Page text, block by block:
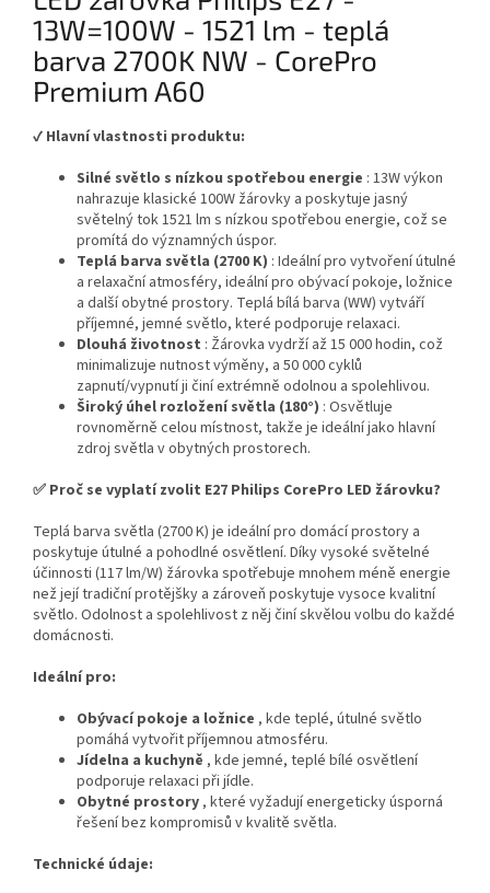
13W=100W - 1521 lm - teplá
barva 2700K NW - CorePro
Premium A60
✔️ Hlavní vlastnosti produktu:
Silné světlo s nízkou spotřebou energie : 13W výkon
nahrazuje klasické 100W žárovky a poskytuje jasný
světelný tok 1521 lm s nízkou spotřebou energie, což se
promítá do významných úspor.
Teplá barva světla (2700 K) : Ideální pro vytvoření útulné
a relaxační atmosféry, ideální pro obývací pokoje, ložnice
a další obytné prostory. Teplá bílá barva (WW) vytváří
příjemné, jemné světlo, které podporuje relaxaci.
Dlouhá životnost : Žárovka vydrží až 15 000 hodin, což
minimalizuje nutnost výměny, a 50 000 cyklů
zapnutí/vypnutí ji činí extrémně odolnou a spolehlivou.
Široký úhel rozložení světla (180°) : Osvětluje
rovnoměrně celou místnost, takže je ideální jako hlavní
zdroj světla v obytných prostorech.
✅ Proč se vyplatí zvolit E27 Philips CorePro LED žárovku?
Teplá barva světla (2700 K) je ideální pro domácí prostory a
poskytuje útulné a pohodlné osvětlení. Díky vysoké světelné
účinnosti (117 lm/W) žárovka spotřebuje mnohem méně energie
než její tradiční protějšky a zároveň poskytuje vysoce kvalitní
světlo. Odolnost a spolehlivost z něj činí skvělou volbu do každé
domácnosti.
Ideální pro:
Obývací pokoje a ložnice , kde teplé, útulné světlo
pomáhá vytvořit příjemnou atmosféru.
Jídelna a kuchyně , kde jemné, teplé bílé osvětlení
podporuje relaxaci při jídle.
Obytné prostory , které vyžadují energeticky úsporná
řešení bez kompromisů v kvalitě světla.
Technické údaje: